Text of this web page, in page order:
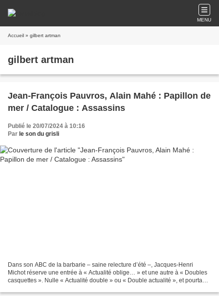
MENU
Accueil » gilbert artman
gilbert artman
Jean-François Pauvros, Alain Mahé : Papillon de
mer / Catalogue : Assassins
Publié le 20/07/2024 à 10:16
Par le son du grisli
Dans son ABC de la barbarie – saine relecture d’été –, Jacques-Henri
Michot réserve une entrée à « Actualité oblige… » et une autre à « Doubles
casquettes ». Nulle « Actualité double » ou « Double actualité », et pourtant,